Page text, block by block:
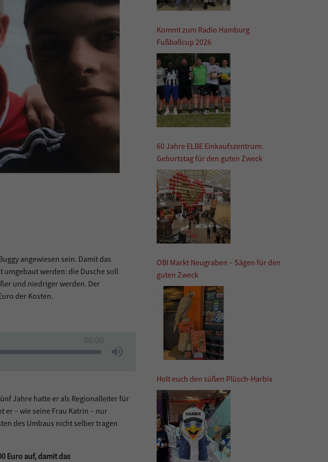
angewiesen sein. Damit das
werden: die Dusche soll
und niedriger werden. Der
der Kosten.
00:00
Jahre hatte er als Regionalleiter für
– wie seine Frau Katrin – nur
des Umbaus nicht selber tragen
Euro auf, damit das
Kommt zum Radio Hamburg
Fußballcup 2026
60 Jahre ELBE Einkaufszentrum:
Geburtstag für den guten Zweck
OBI Markt Neugraben – Sägen für den
guten Zweck
Holt euch den süßen Plüsch-Harbix